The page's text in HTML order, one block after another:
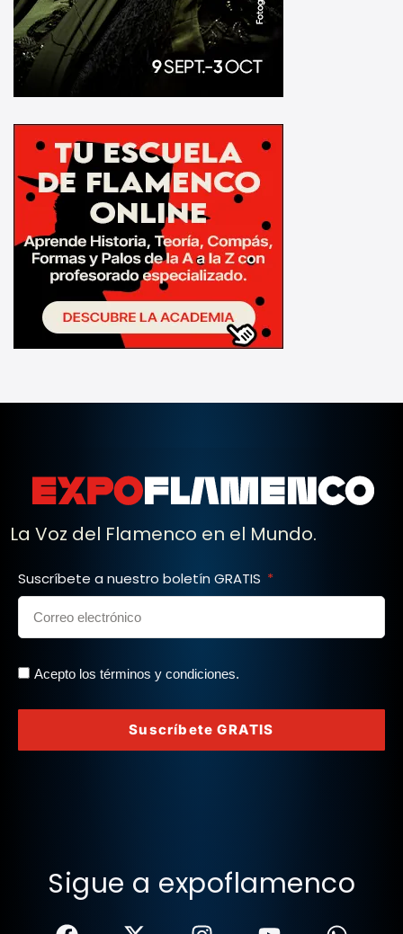
La Voz del Flamenco en el Mundo.
Suscríbete a nuestro boletín GRATIS
Acepto los términos y condiciones.
Suscríbete GRATIS
Sigue a expoflamenco